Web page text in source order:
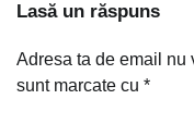
Lasă un răspuns
Adresa ta de email nu
sunt marcate cu *